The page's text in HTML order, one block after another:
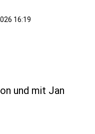
16:19
und mit Jan